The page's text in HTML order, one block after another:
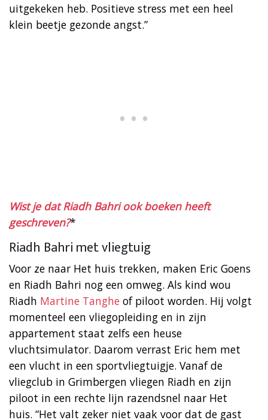
uitgekeken heb. Positieve stress met een heel
klein beetje gezonde angst.”
Wist je dat Riadh Bahri ook boeken heeft
geschreven?*
Riadh Bahri met vliegtuig
Voor ze naar Het huis trekken, maken Eric Goens
en Riadh Bahri nog een omweg. Als kind wou
Riadh Martine Tanghe of piloot worden. Hij volgt
momenteel een vliegopleiding en in zijn
appartement staat zelfs een heuse
vluchtsimulator. Daarom verrast Eric hem met
een vlucht in een sportvliegtuigje. Vanaf de
vliegclub in Grimbergen vliegen Riadh en zijn
piloot in een rechte lijn razendsnel naar Het
huis. “Het valt zeker niet vaak voor dat de gast